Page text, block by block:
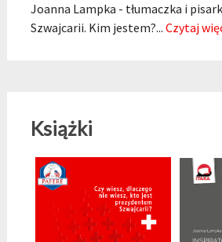
Joanna Lampka - tłumaczka i
Szwajcarii. Kim jestem?... Czytaj
Książki